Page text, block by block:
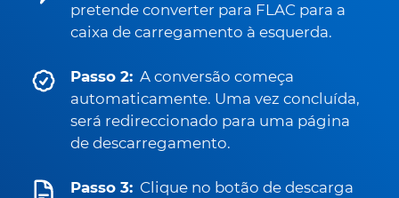
pretende converter para FLAC para a
caixa de carregamento à esquerda.
Passo 2: A conversão começa
automaticamente. Uma vez concluída,
será redireccionado para uma página
de descarregamento.
Passo 3: Clique no botão de descarga